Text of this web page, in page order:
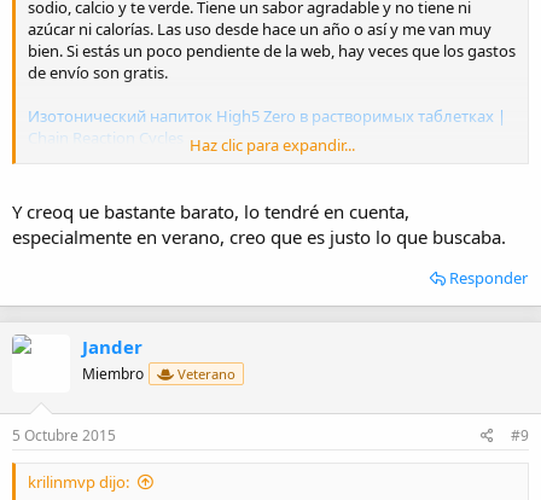
sodio, calcio y te verde. Tiene un sabor agradable y no tiene ni
azúcar ni calorías. Las uso desde hace un año o así y me van muy
bien. Si estás un poco pendiente de la web, hay veces que los gastos
de envío son gratis.
Изотонический напиток High5 Zero в растворимых таблетках |
Chain Reaction Cycles Haz clic para expandir...
Y creoq ue bastante barato, lo tendré en cuenta,
especialmente en verano, creo que es justo lo que buscaba.
Responder
Jander
Miembro Veterano
5 Octubre 2015 #9
krilinmvp dijo: